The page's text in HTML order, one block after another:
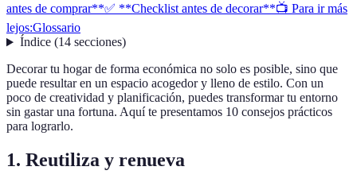
antes de comprar**✅ **Checklist antes de decorar**📺 Para ir más
lejos:Glossario
Índice(14 secciones)
Decorar tu hogar de forma económica no solo es posible, sino que
puede resultar en un espacio acogedor y lleno de estilo. Con un
poco de creatividad y planificación, puedes transformar tu entorno
sin gastar una fortuna. Aquí te presentamos 10 consejos prácticos
para lograrlo.
1. Reutiliza y renueva